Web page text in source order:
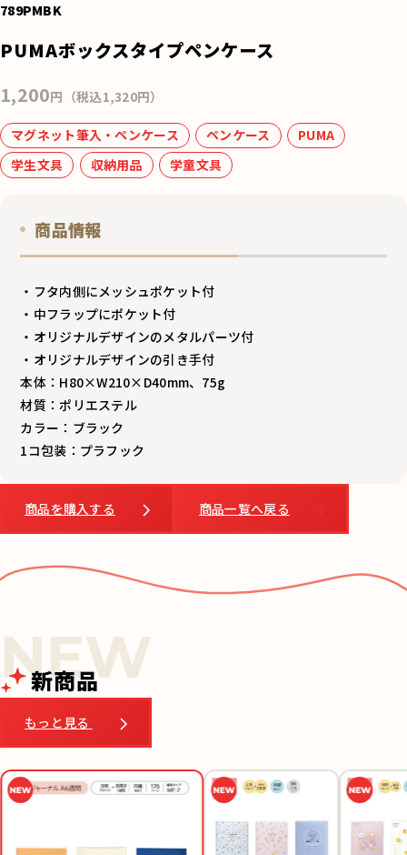
e
b
o
k
789PMBK
PUMAボックスタイプペンケース
1,200円（税込1,320円）
マグネット筆入・ペンケース ペンケース
PUMA
学生文具
収納用品 学童文具
商品情報
・フタ内側にメッシュポケット付
・中フラップにポケット付
・オリジナルデザインのメタルパーツ付
・オリジナルデザインの引き手付
本体：H80×W210×D40mm、75g
材質：ポリエステル
カラー：ブラック
1コ包装：プラフック
商品を購入する 商品一覧へ戻る
新商品
もっと見る